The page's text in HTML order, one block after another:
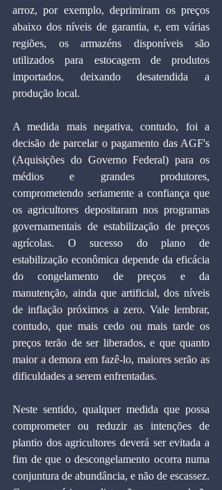
arroz, por exemplo, deprimiram os preços
abaixo dos níveis de garantia, e, em várias
regiões, os armazéns disponíveis são
utilizados para estocagem de produtos
importados, deixando desatendida a
produção local.
A medida mais negativa, contudo, foi a
decisão de parcelar o pagamento das AGF's
(Aquisições do Governo Federal) para os
médios e grandes produtores,
comprometendo seriamente a confiança que
os agricultores depositaram nos programas
governamentais de estabilização de preços
agrícolas. O sucesso do plano de
estabilização econômica depende da eficácia
do congelamento de preços e da
manutenção, ainda que artificial, dos níveis
de inflação próximos a zero. Vale lembrar,
contudo, que mais cedo ou mais tarde os
preços terão de ser liberados, e que quanto
maior a demora em fazê-lo, maiores serão as
dificuldades a serem enfrentadas.
Neste sentido, qualquer medida que possa
comprometer ou reduzir as intenções de
plantio dos agricultores deverá ser evitada a
fim de que o descongelamento ocorra numa
conjuntura de abundância, e não de escassez.